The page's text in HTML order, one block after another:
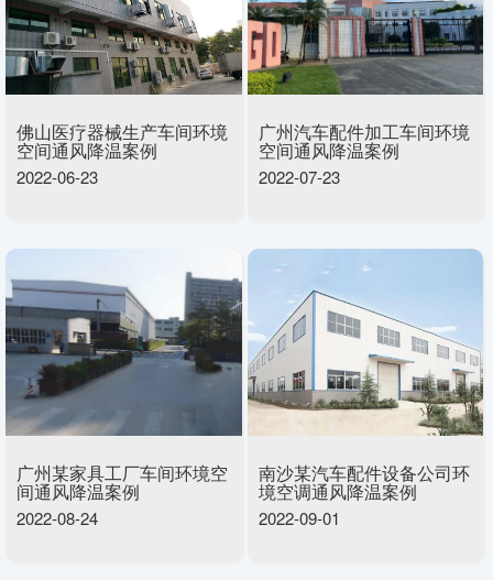
佛山医疗器械生产车间环境
空间通风降温案例
2022-06-23
广州汽车配件加工车间环境
空间通风降温案例
2022-07-23
广州某家具工厂车间环境空
间通风降温案例
2022-08-24
南沙某汽车配件设备公司环
境空调通风降温案例
2022-09-01